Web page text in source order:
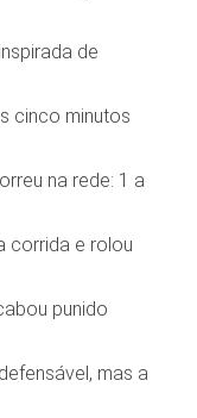
de
cinco minutos
na rede: 1 a
corrida e rolou
punido
mas a